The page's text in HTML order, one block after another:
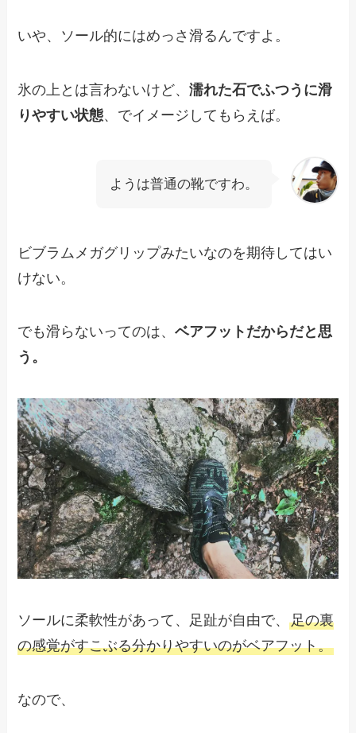
いや、ソール的にはめっさ滑るんですよ。
氷の上とは言わないけど、濡れた石でふつうに滑
りやすい状態、でイメージしてもらえば。
ようは普通の靴ですわ。
ビブラムメガグリップみたいなのを期待してはい
けない。
でも滑らないってのは、ベアフットだからだと思
う。
ソールに柔軟性があって、足趾が自由で、足の裏
の感覚がすこぶる分かりやすいのがベアフット。
なので、